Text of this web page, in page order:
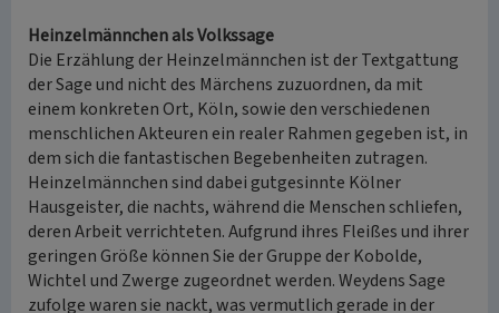
Heinzelmännchen als Volkssage
Die Erzählung der Heinzelmännchen ist der Textgattung
der Sage und nicht des Märchens zuzuordnen, da mit
einem konkreten Ort, Köln, sowie den verschiedenen
menschlichen Akteuren ein realer Rahmen gegeben ist, in
dem sich die fantastischen Begebenheiten zutragen.
Heinzelmännchen sind dabei gutgesinnte Kölner
Hausgeister, die nachts, während die Menschen schliefen,
deren Arbeit verrichteten. Aufgrund ihres Fleißes und ihrer
geringen Größe können Sie der Gruppe der Kobolde,
Wichtel und Zwerge zugeordnet werden. Weydens Sage
zufolge waren sie nackt, was vermutlich gerade in der